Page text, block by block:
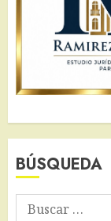
BÚSQUEDA
Buscar: